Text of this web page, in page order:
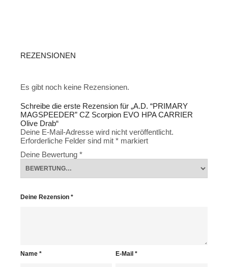
REZENSIONEN
Es gibt noch keine Rezensionen.
Schreibe die erste Rezension für „A.D. “PRIMARY
MAGSPEEDER” CZ Scorpion EVO HPA CARRIER
Olive Drab“
Deine E-Mail-Adresse wird nicht veröffentlicht.
Erforderliche Felder sind mit * markiert
Deine Bewertung *
Deine Rezension *
Name * E-Mail*